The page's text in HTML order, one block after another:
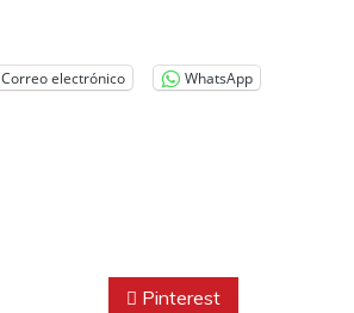
Correo electrónico WhatsApp
Pinterest